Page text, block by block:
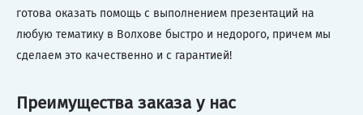
готова оказать помощь с выполнением презентаций на
любую тематику в Волхове быстро и недорого, причем мы
сделаем это качественно и с гарантией!
Преимущества заказа у нас